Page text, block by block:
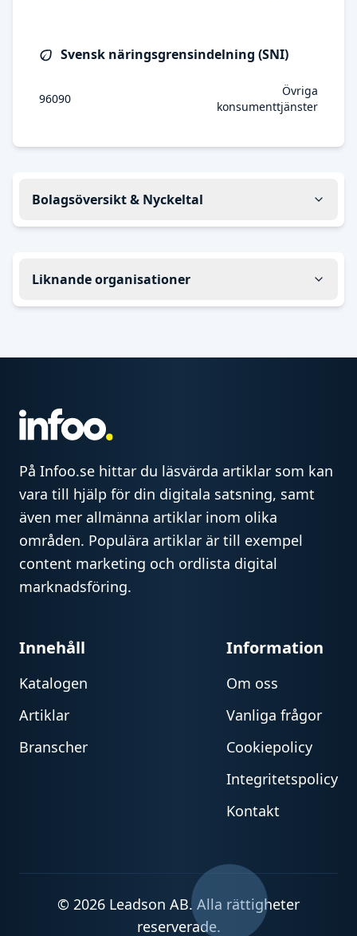
Svensk näringsgrensindelning (SNI)
96090
Övriga
konsumenttjänster
Bolagsöversikt & Nyckeltal
Liknande organisationer
På Infoo.se hittar du läsvärda artiklar som kan
vara till hjälp för din digitala satsning, samt
även mer allmänna artiklar inom olika
områden. Populära artiklar är till exempel
content marketing och ordlista digital
marknadsföring.
Innehåll
Katalogen
Artiklar
Branscher
Information
Om oss
Vanliga frågor
Cookiepolicy
Integritetspolicy
Kontakt
© 2026 Leadson AB. Alla rättigheter
reserverade.